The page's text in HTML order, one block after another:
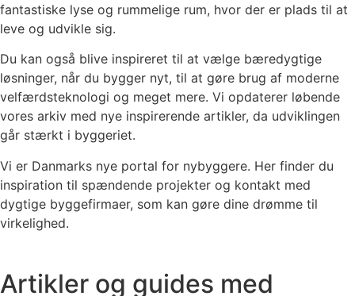
fantastiske lyse og rummelige rum, hvor der er plads til at
leve og udvikle sig.
Du kan også blive inspireret til at vælge bæredygtige
løsninger, når du bygger nyt, til at gøre brug af moderne
velfærdsteknologi og meget mere. Vi opdaterer løbende
vores arkiv med nye inspirerende artikler, da udviklingen
går stærkt i byggeriet.
Vi er Danmarks nye portal for nybyggere. Her finder du
inspiration til spændende projekter og kontakt med
dygtige byggefirmaer, som kan gøre dine drømme til
virkelighed.
Artikler og guides med